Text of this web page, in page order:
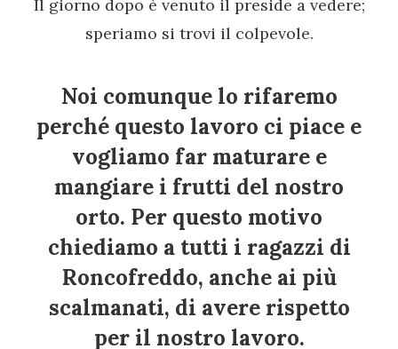
Il giorno dopo è venuto il preside a vedere;
speriamo si trovi il colpevole.
Noi comunque lo rifaremo
perché questo lavoro ci piace e
vogliamo far maturare e
mangiare i frutti del nostro
orto. Per questo motivo
chiediamo a tutti i ragazzi di
Roncofreddo, anche ai più
scalmanati, di avere rispetto
per il nostro lavoro.